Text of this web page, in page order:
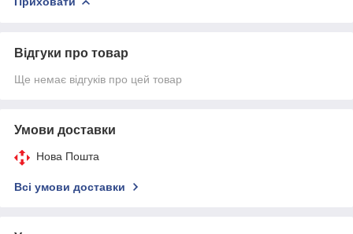
Відгуки про товар
Ще немає відгуків про цей товар
Умови доставки
Нова Пошта
Всі умови доставки